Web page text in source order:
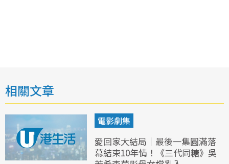
相關文章
電影劇集
愛回家大結局｜最後一集圓滿落
幕結束10年情！《三代同糖》吳